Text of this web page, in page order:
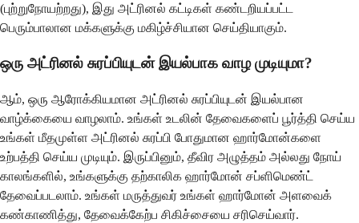
(புற்றுநோயற்றது), இது அட்ரினல் கட்டிகள் கண்டறியப்பட்ட
பெரும்பாலான மக்களுக்கு மகிழ்ச்சியான செய்தியாகும்.
ஒரு அட்ரினல் சுரப்பியுடன் இயல்பாக வாழ முடியுமா?
ஆம், ஒரு ஆரோக்கியமான அட்ரினல் சுரப்பியுடன் இயல்பான
வாழ்க்கையை வாழலாம். உங்கள் உடலின் தேவைகளைப் பூர்த்தி செய்ய
உங்கள் மீதமுள்ள அட்ரினல் சுரப்பி போதுமான ஹார்மோன்களை
உற்பத்தி செய்ய முடியும். இருப்பினும், தீவிர அழுத்தம் அல்லது நோய்
காலங்களில், உங்களுக்கு தற்காலிக ஹார்மோன் சப்ளிமெண்ட்
தேவைப்படலாம். உங்கள் மருத்துவர் உங்கள் ஹார்மோன் அளவைக்
கண்காணித்து, தேவைக்கேற்ப சிகிச்சையை சரிசெய்வார்.